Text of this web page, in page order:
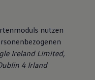
nutzen
Ireland Limited,
4 Irland